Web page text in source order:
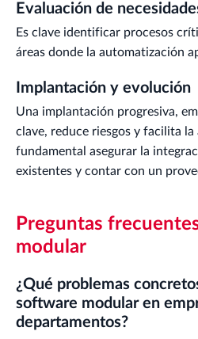
Evaluación de
Es clave identificar procesos
áreas donde la automatización
Implantación y evolución
Una implantación progresiva,
clave, reduce riesgos y facilita la
fundamental asegurar la
existentes y contar con un
Preguntas
modular
¿Qué problemas
software modular en
departamentos?